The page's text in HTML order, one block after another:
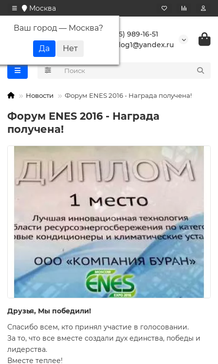
Москва
Ваш город — Москва?
+7 (495) 989-16-51
buranlog1@yandex.ru
Новости Форум ENES 2016 - Награда получена!
Форум ENES 2016 - Награда
получена!
Друзья, Мы победили!
Спасибо всем, кто принял участие в голосовании.
За то, что все вместе создали дух единства, победы и
лидерства.
Вместе теплее!